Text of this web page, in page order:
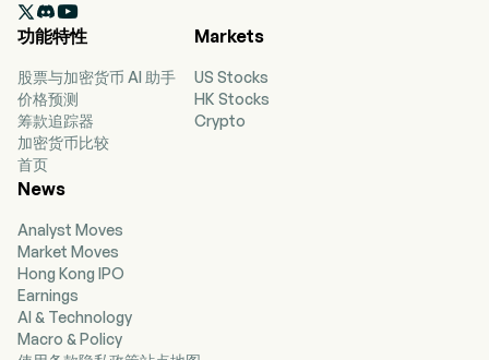

功能特性
股票与加密货币 AI 助手
价格预测
筹款追踪器
加密货币比较
首页
Markets
US Stocks
HK Stocks
Crypto
News
Analyst Moves
Market Moves
Hong Kong IPO
Earnings
AI & Technology
Macro & Policy